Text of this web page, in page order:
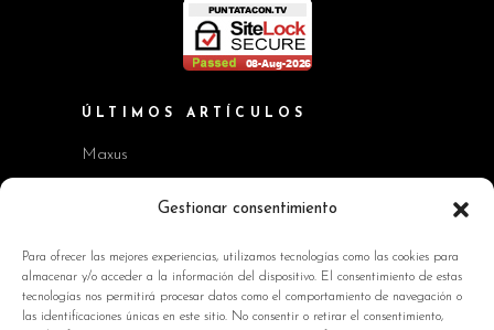
Gestionar consentimiento
Para ofrecer las mejores experiencias, utilizamos tecnologías como las cookies para
almacenar y/o acceder a la información del dispositivo. El consentimiento de estas
tecnologías nos permitirá procesar datos como el comportamiento de navegación o
las identificaciones únicas en este sitio. No consentir o retirar el consentimiento,
ÚLTIMOS ARTÍCULOS
Maxus
Workshop BMW Neue Klasse
Kia EV2 y Kia Seltos